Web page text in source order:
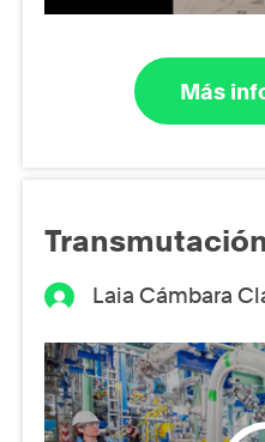
Más
Laia Cámbara